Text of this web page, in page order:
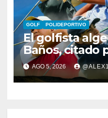
GOLF POLIDEPORTIVO
El golfista
Baños, citado
parte del
el Jacques
AGO 5, 2026